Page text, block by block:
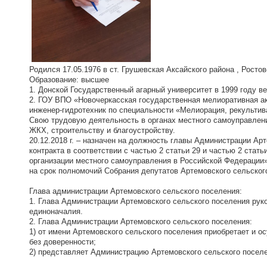
Родился 17.05.1976 в ст. Грушевская Аксайского района ,
Образование: высшее
1. Донской Государственный агарный университет в 1999 году
2. ГОУ ВПО «Новочеркасская государственная мелиоративная
инженер-гидротехник по специальности «Мелиорация,
Свою трудовую деятельность в органах местного
ЖКХ, строительству и благоустройству.
20.12.2018 г. – назначен на должность главы Администрации
контракта в соответствии с частью 2 статьи 29 и частью 2
организации местного самоуправления в Российской
на срок полномочий Собрания депутатов Артемовского
Глава администрации Артемовского сельского поселения:
1. Глава Администрации Артемовского сельского поселения
единоначалия.
2. Глава Администрации Артемовского сельского поселения:
1) от имени Артемовского сельского поселения приобретает и
без доверенности;
2) представляет Администрацию Артемовского сельского